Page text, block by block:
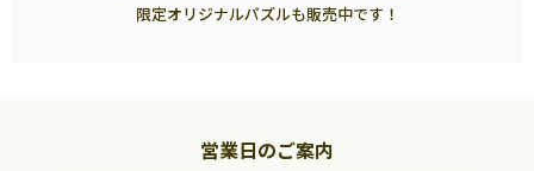
限定オリジナルパズルも販売中です！
営業日のご案内